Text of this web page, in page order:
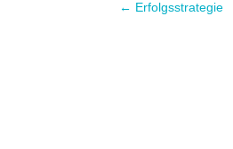
← Erfolgsstrategie